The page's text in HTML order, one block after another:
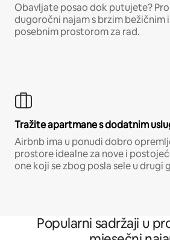
Obavljate posao dok putujete?
dugoročni najam s brzim bežičnim
posebnim prostorom za rad.
Tražite apartmane s dodatnim
Airbnb ima u ponudi dobro
prostore idealne za nove i
one koji se zbog posla sele u drugi
Popularni sadržaji u